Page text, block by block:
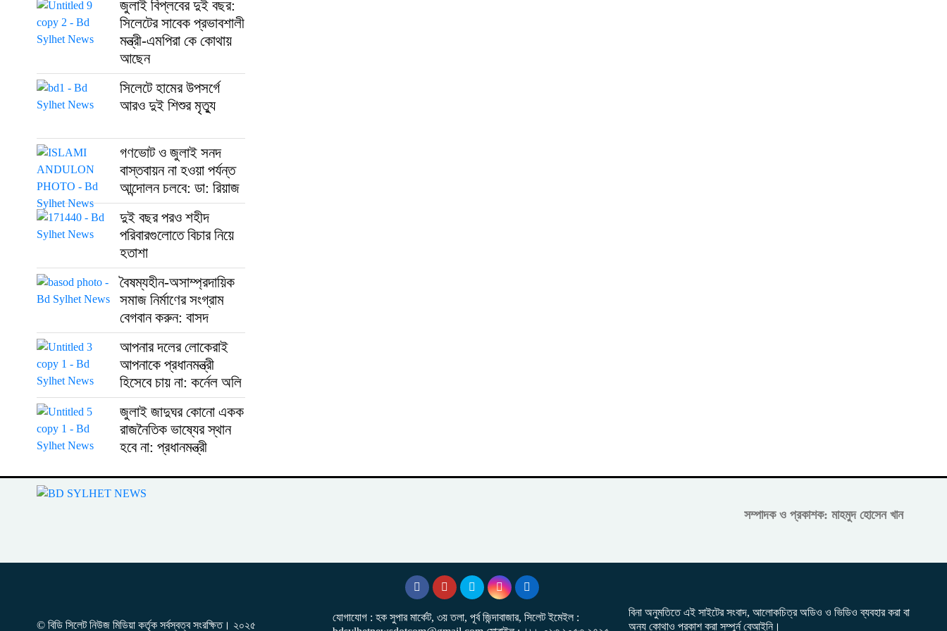
জুলাই বিপ্লবের দুই বছর:
সিলেটের সাবেক প্রভাবশালী
মন্ত্রী-এমপিরা কে কোথায়
আছেন
সিলেটে হামের উপসর্গে
আরও দুই শিশুর মৃত্যু
গণভোট ও জুলাই সনদ
বাস্তবায়ন না হওয়া পর্যন্ত
আন্দোলন চলবে: ডা: রিয়াজ
দুই বছর পরও শহীদ
পরিবারগুলোতে বিচার নিয়ে
হতাশা
বৈষম্যহীন-অসাম্প্রদায়িক
সমাজ নির্মাণের সংগ্রাম
বেগবান করুন: বাসদ
আপনার দলের লোকেরাই
আপনাকে প্রধানমন্ত্রী
হিসেবে চায় না: কর্নেল অলি
জুলাই জাদুঘর কোনো একক
রাজনৈতিক ভাষ্যের স্থান
হবে না: প্রধানমন্ত্রী
সম্পাদক ও প্রকাশক: মাহমুদ হোসেন খান
© বিডি সিলেট নিউজ মিডিয়া কর্তৃক সর্বস্বত্ব সংরক্ষিত। ২০২৫
যোগাযোগ : হক সুপার মার্কেট, ৩য় তলা, পূর্ব জিন্দাবাজার, সিলেট ইমেইল :
বিনা অনুমতিতে এই সাইটের সংবাদ, আলোকচিত্র অডিও ও ভিডিও ব্যবহার করা বা
অন্য কোথাও প্রকাশ করা সম্পুর্ন বেআইনি।